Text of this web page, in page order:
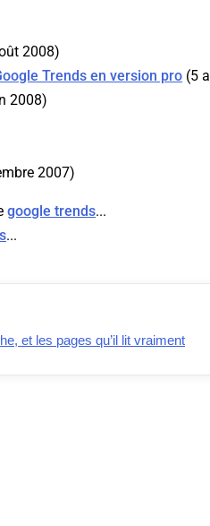
2008)
Trends en version pro (5
2008)
2007)
google trends...
...
et les pages qu’il lit vraiment